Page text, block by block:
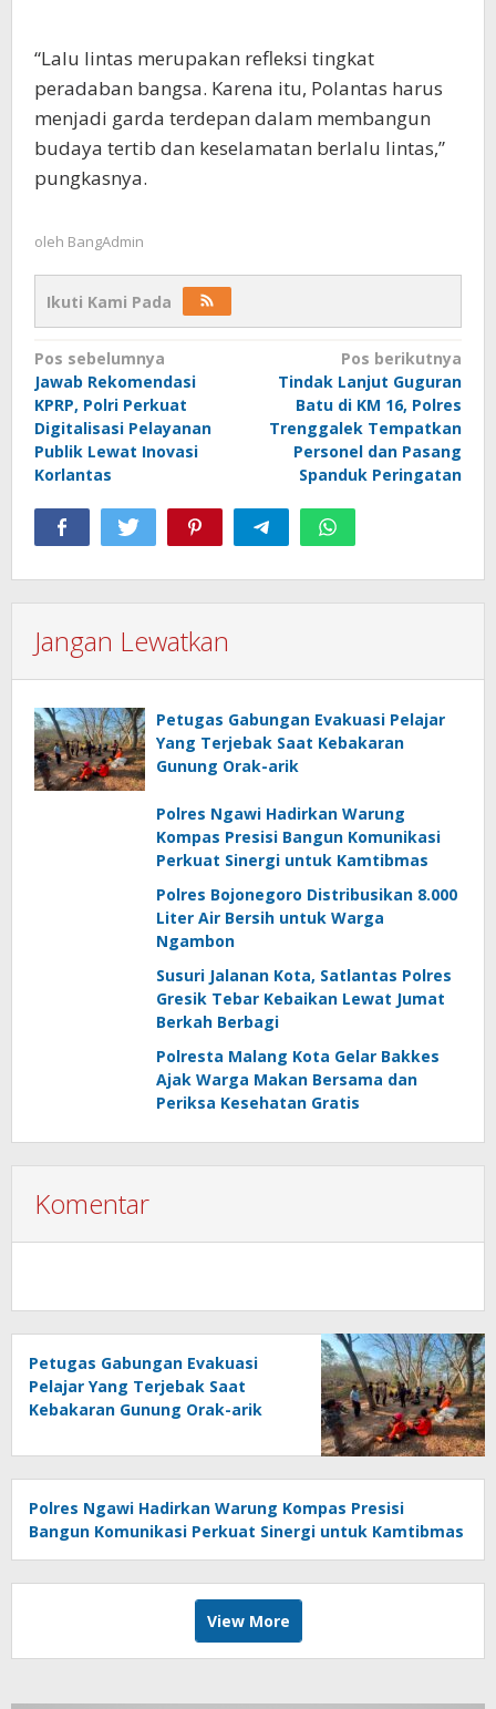
“Lalu lintas merupakan refleksi tingkat
peradaban bangsa. Karena itu, Polantas harus
menjadi garda terdepan dalam membangun
budaya tertib dan keselamatan berlalu lintas,”
pungkasnya.
oleh BangAdmin
Ikuti Kami Pada
Navigasi
pos
Pos sebelumnya
Jawab Rekomendasi
KPRP, Polri Perkuat
Digitalisasi Pelayanan
Publik Lewat Inovasi
Korlantas
Pos berikutnya
Tindak Lanjut Guguran
Batu di KM 16, Polres
Trenggalek Tempatkan
Personel dan Pasang
Spanduk Peringatan
Jangan Lewatkan
Petugas Gabungan Evakuasi Pelajar
Yang Terjebak Saat Kebakaran
Gunung Orak-arik
Polres Ngawi Hadirkan Warung
Kompas Presisi Bangun Komunikasi
Perkuat Sinergi untuk Kamtibmas
Polres Bojonegoro Distribusikan 8.000
Liter Air Bersih untuk Warga
Ngambon
Susuri Jalanan Kota, Satlantas Polres
Gresik Tebar Kebaikan Lewat Jumat
Berkah Berbagi
Polresta Malang Kota Gelar Bakkes
Ajak Warga Makan Bersama dan
Periksa Kesehatan Gratis
Komentar
Petugas Gabungan Evakuasi
Pelajar Yang Terjebak Saat
Kebakaran Gunung Orak-arik
Polres Ngawi Hadirkan Warung Kompas Presisi
Bangun Komunikasi Perkuat Sinergi untuk Kamtibmas
View More